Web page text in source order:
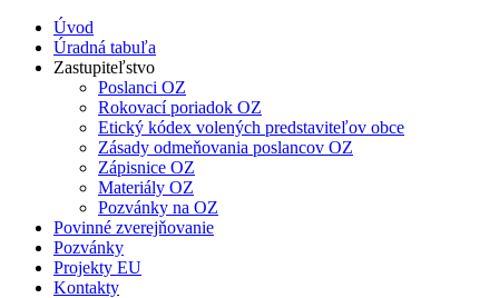
Úvod
Úradná tabuľa
Zastupiteľstvo
Poslanci OZ
Rokovací poriadok OZ
Etický kódex volených predstaviteľov obce
Zásady odmeňovania poslancov OZ
Zápisnice OZ
Materiály OZ
Pozvánky na OZ
Povinné zverejňovanie
Pozvánky
Projekty EU
Kontakty